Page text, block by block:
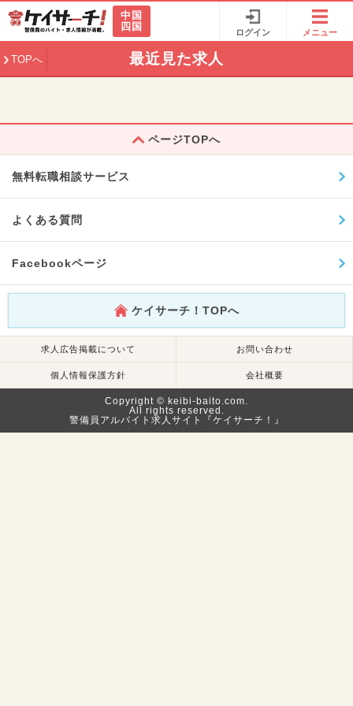
中国
四国
ログイン メニュー
最近見た求人
TOPへ
ページTOPへ
無料転職相談サービス
よくある質問
Facebookページ
ケイサーチ！TOPへ
求人広告掲載について お問い合わせ
個人情報保護方針 会社概要
Copyright © keibi-baito.com.
All rights reserved.
警備員アルバイト求人サイト『ケイサーチ！』